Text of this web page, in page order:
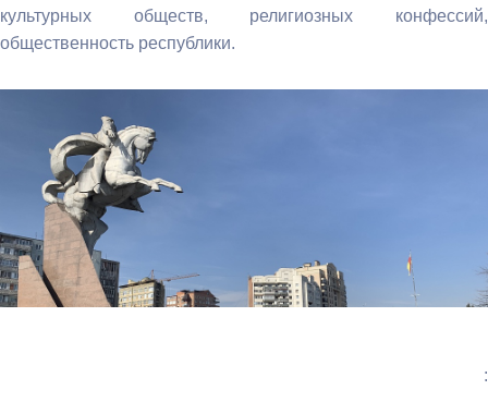
культурных обществ, религиозных конфессий,
общественность республики.
: